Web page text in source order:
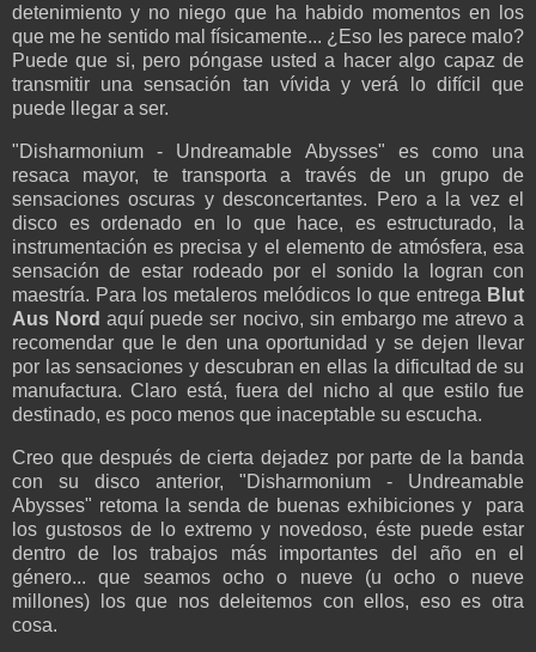
detenimiento y no niego que ha habido momentos en los
que me he sentido mal físicamente... ¿Eso les parece malo?
Puede que si, pero póngase usted a hacer algo capaz de
transmitir una sensación tan vívida y verá lo difícil que
puede llegar a ser.
"Disharmonium - Undreamable Abysses" es como una
resaca mayor, te transporta a través de un grupo de
sensaciones oscuras y desconcertantes. Pero a la vez el
disco es ordenado en lo que hace, es estructurado, la
instrumentación es precisa y el elemento de atmósfera, esa
sensación de estar rodeado por el sonido la logran con
maestría. Para los metaleros melódicos lo que entrega Blut
Aus Nord aquí puede ser nocivo, sin embargo me atrevo a
recomendar que le den una oportunidad y se dejen llevar
por las sensaciones y descubran en ellas la dificultad de su
manufactura. Claro está, fuera del nicho al que estilo fue
destinado, es poco menos que inaceptable su escucha.
Creo que después de cierta dejadez por parte de la banda
con su disco anterior, "Disharmonium - Undreamable
Abysses" retoma la senda de buenas exhibiciones y para
los gustosos de lo extremo y novedoso, éste puede estar
dentro de los trabajos más importantes del año en el
género... que seamos ocho o nueve (u ocho o nueve
millones) los que nos deleitemos con ellos, eso es otra
cosa.